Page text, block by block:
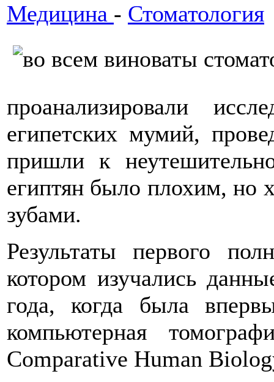
Медицина - Стоматология
проанализировали
египетских мумий,
пришли к
египтян было плохим, но
зубами.
Результаты первого
котором изучались
года, когда была
компьютерная
Comparative Human